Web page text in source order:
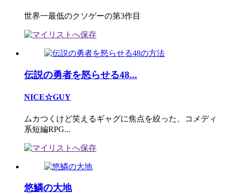
世界一最低のクソゲーの第3作目
伝説の勇者を怒らせる48...
NICE☆GUY
ムカつくけど笑えるギャグに焦点を絞った、コメディ
系短編RPG...
悠鱗の大地